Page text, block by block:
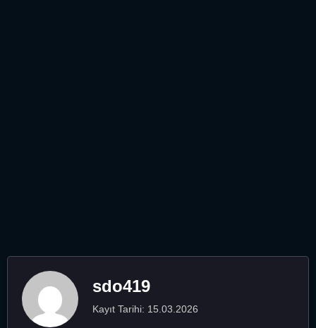
sdo419
Kayıt Tarihi: 15.03.2026